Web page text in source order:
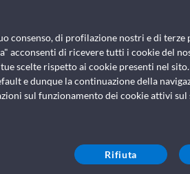
Traghetti per
biglietti e
consenso, di profilazione nostri e di
acconsenti di ricevere tutti i cookie del
scelte rispetto ai cookie presenti nel
e dunque la continuazione della
sul funzionamento dei cookie attivi
Rifiuta